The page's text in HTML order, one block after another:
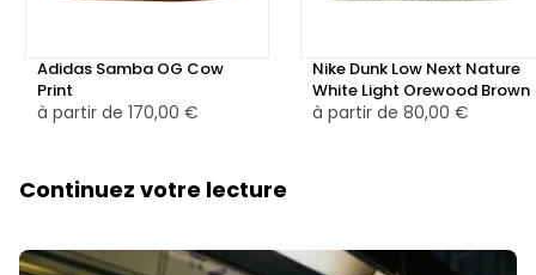
Adidas Samba OG Cow
Print
à partir de 170,00 €
Nike Dunk Low Next Nature
White Light Orewood Brown
à partir de 80,00 €
Continuez votre lecture